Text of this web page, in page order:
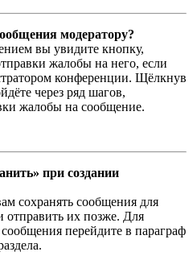
модератору?
вы увидите кнопку,
жалобы на него, если
конференции. Щёлкнув
через ряд шагов,
жалобы на сообщение.
при создании
сохранять сообщения для
отправить их позже. Для
перейдите в параграф